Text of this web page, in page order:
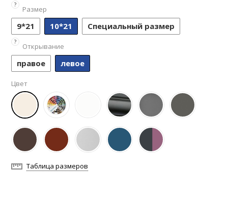
?
Размер
9*21 10*21 Специальный размер
?
Открывание
правое левое
Цвет
Таблица размеров